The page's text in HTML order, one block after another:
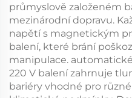
průmyslově založeném
mezinárodní dopravu.
napětí s magnetickým
balení, které brání
manipulace.
220 V balení zahrnuje
bariéry vhodné pro